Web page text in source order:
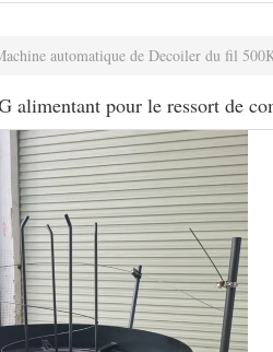
automatique de Decoiler du fil
pour le ressort de